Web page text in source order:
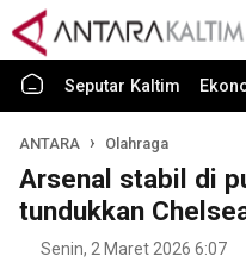
Seputar Kaltim
ANTARA Olahraga
Arsenal stabil di
tundukkan
Senin, 2 Maret 2026 6:07